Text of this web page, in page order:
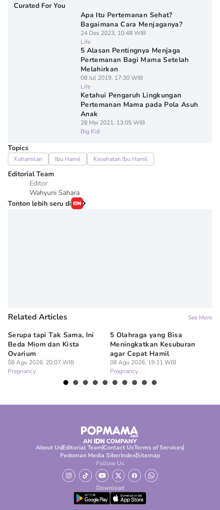
Curated For You
Apa Itu Pertemanan Sehat?
Bagaimana Cara Menjaganya?
24 Des 2023, 10:48 WIB
Life
5 Alasan Pentingnya Menjaga
Pertemanan Bagi Mama Setelah
Melahirkan
08 Jul 2019, 17:30 WIB
Life
Ketahui Pengaruh Lingkungan
Pertemanan Mama pada Pola Asuh
Anak
28 Mei 2021, 13:05 WIB
Big Kid
Topics
Kehamilan Ibu Hamil Kesehatan Ibu Hamil
Editorial Team
Editor
Wahyuni Sahara
Tonton lebih seru di
Related Articles See More
Serupa tapi Tak Sama, Ini
Beda Miom dan Kista
Ovarium
08 Agu 2026, 20:07 WIB
Pregnancy
5 Olahraga yang Bisa
Meningkatkan Kesuburan
agar Cepat Hamil
08 Agu 2026, 19:11 WIB
Pregnancy
About UsEditorial TeamContact UsTerms of Services
Pedoman Media SiberIndexSitemap
Follow Us
Download